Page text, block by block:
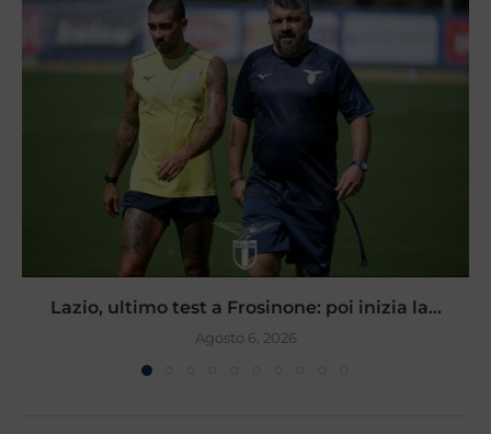
Lazio, ultimo test a Frosinone: poi inizia la...
Agosto 6, 2026